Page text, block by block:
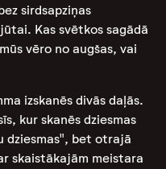
sirdsapziņas
Kas svētkos sagādā
vēro no augšas, vai
izskanēs divās daļās.
kur skanēs dziesmas
dziesmas", bet otrajā
skaistākajām meistara